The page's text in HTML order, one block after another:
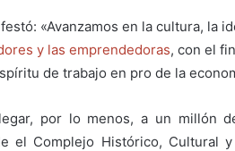
«Avanzamos en la cultura, la
y las emprendedoras, con el
de trabajo en pro de la
por lo menos, a un millón
el Complejo Histórico, Cultural